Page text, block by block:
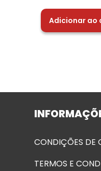
Adicionar ao
CONDIÇÕES DE
TERMOS E